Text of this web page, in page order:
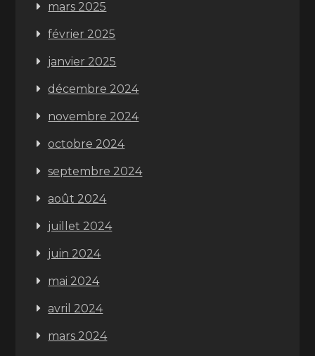
mars 2025
février 2025
janvier 2025
décembre 2024
novembre 2024
octobre 2024
septembre 2024
août 2024
juillet 2024
juin 2024
mai 2024
avril 2024
mars 2024